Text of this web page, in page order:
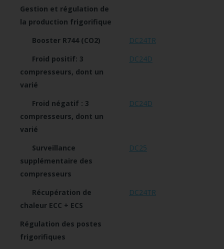
Gestion et régulation de
la production frigorifique
Booster R744 (CO2)
DC24TR
Froid positif: 3
compresseurs, dont un
varié
DC24D
Froid négatif : 3
compresseurs, dont un
varié
DC24D
Surveillance
supplémentaire des
compresseurs
DC25
Récupération de
chaleur ECC + ECS
DC24TR
Régulation des postes
frigorifiques